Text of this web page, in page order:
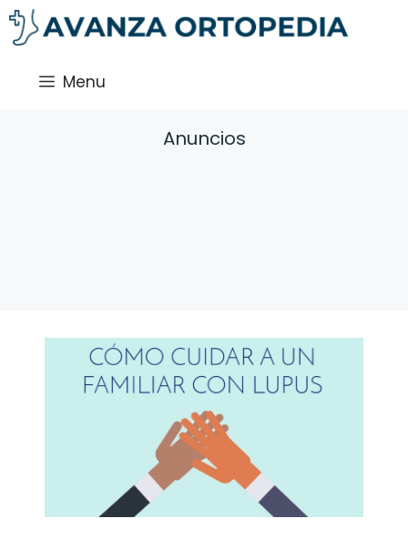
Saltar
al
Menu
Anuncios